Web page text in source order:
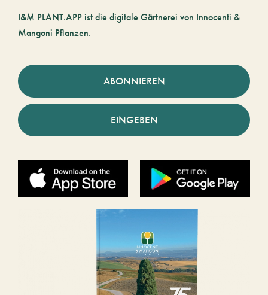
I&M PLANT.APP ist die digitale Gärtnerei von Innocenti &
Mangoni Pflanzen.
ABONNIEREN
EINGEBEN